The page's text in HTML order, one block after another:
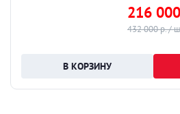
216
432 000 р. /